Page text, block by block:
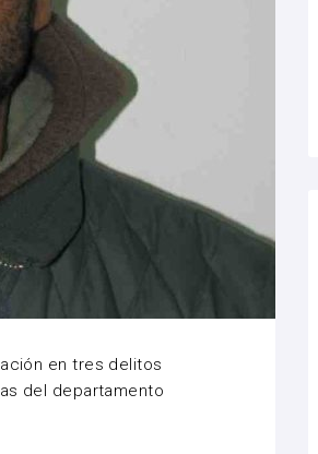
en tres delitos
del departamento